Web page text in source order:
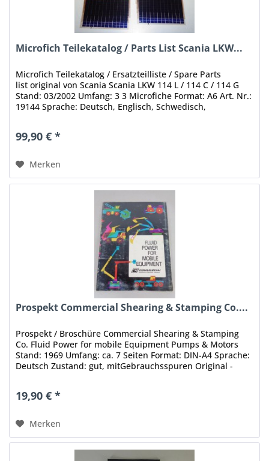
Microfich Teilekatalog / Parts List Scania LKW...
Microfich Teilekatalog / Ersatzteilliste / Spare Parts
list original von Scania Scania LKW 114 L / 114 C / 114 G
Stand: 03/2002 Umfang: 3 3 Microfiche Format: A6 Art. Nr.:
19144 Sprache: Deutsch, Englisch, Schwedisch,
99,90 € *
Merken
Prospekt Commercial Shearing & Stamping Co....
Prospekt / Broschüre Commercial Shearing & Stamping
Co. Fluid Power for mobile Equipment Pumps & Motors
Stand: 1969 Umfang: ca. 7 Seiten Format: DIN-A4 Sprache:
Deutsch Zustand: gut, mitGebrauchsspuren Original -
19,90 € *
Merken